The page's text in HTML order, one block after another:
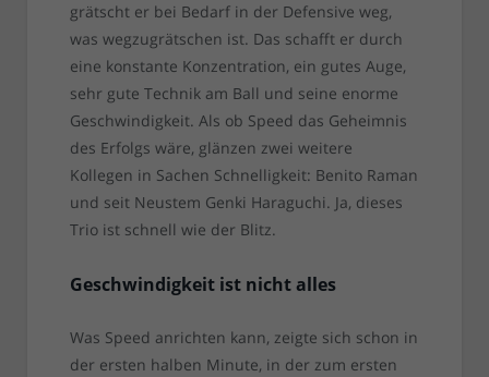
grätscht er bei Bedarf in der Defensive weg,
was wegzugrätschen ist. Das schafft er durch
eine konstante Konzentration, ein gutes Auge,
sehr gute Technik am Ball und seine enorme
Geschwindigkeit. Als ob Speed das Geheimnis
des Erfolgs wäre, glänzen zwei weitere
Kollegen in Sachen Schnelligkeit: Benito Raman
und seit Neustem Genki Haraguchi. Ja, dieses
Trio ist schnell wie der Blitz.
Geschwindigkeit ist nicht alles
Was Speed anrichten kann, zeigte sich schon in
der ersten halben Minute, in der zum ersten